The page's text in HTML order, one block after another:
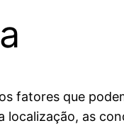
fatores que
as